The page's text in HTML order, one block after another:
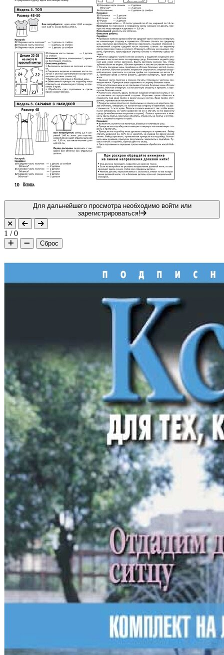
Для дальнейшего просмотра необходимо войти или
зарегистрироваться!
1 /0
Сброс